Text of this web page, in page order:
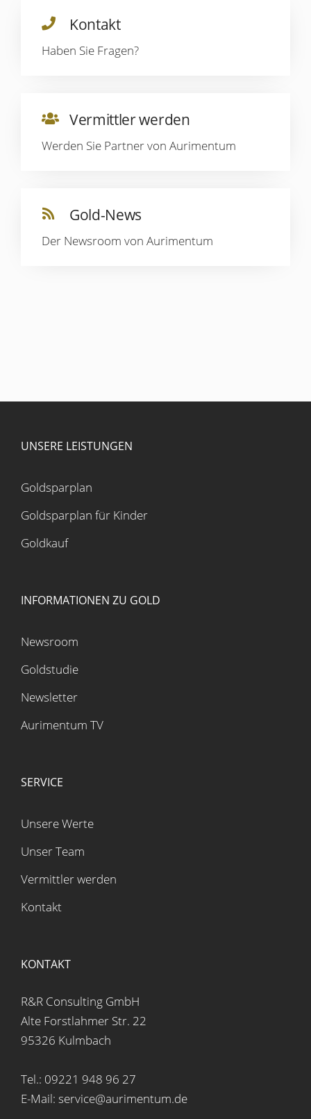
Kontakt
Haben Sie Fragen?
Vermittler werden
Werden Sie Partner von Aurimentum
Gold-News
Der Newsroom von Aurimentum
UNSERE LEISTUNGEN
Goldsparplan
Goldsparplan für Kinder
Goldkauf
INFORMATIONEN ZU GOLD
Newsroom
Goldstudie
Newsletter
Aurimentum TV
SERVICE
Unsere Werte
Unser Team
Vermittler werden
Kontakt
KONTAKT
R&R Consulting GmbH
Alte Forstlahmer Str. 22
95326 Kulmbach
Tel.: 09221 948 96 27
E-Mail: service@aurimentum.de